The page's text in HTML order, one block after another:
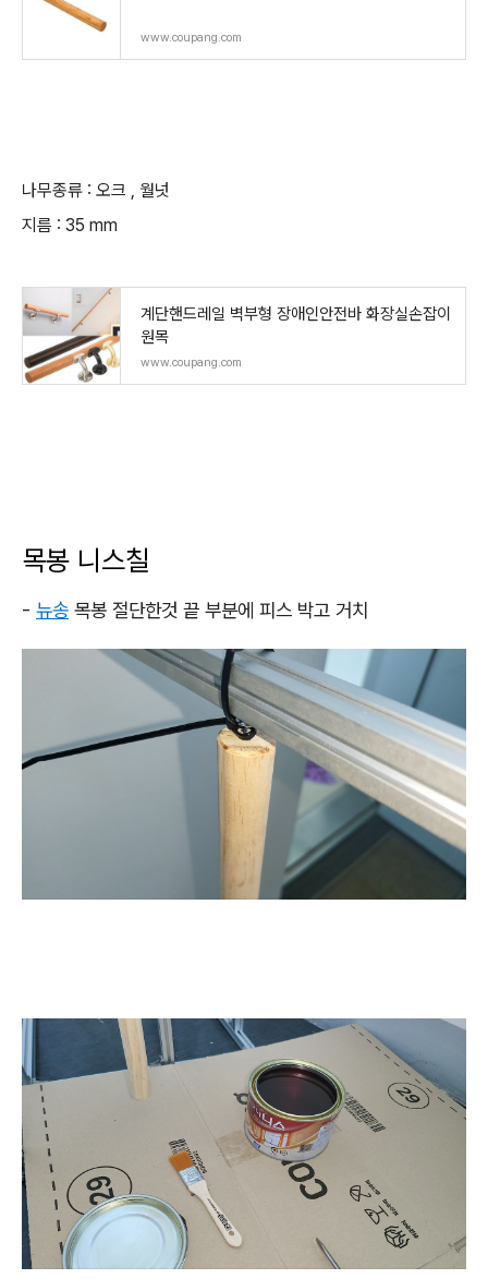
www.coupang.com
나무종류 : 오크 , 월넛
지름 : 35 mm
계단핸드레일 벽부형 장애인안전바 화장실손잡이
원목
www.coupang.com
목봉 니스칠
- 뉴송 목봉 절단한것 끝 부분에 피스 박고 거치